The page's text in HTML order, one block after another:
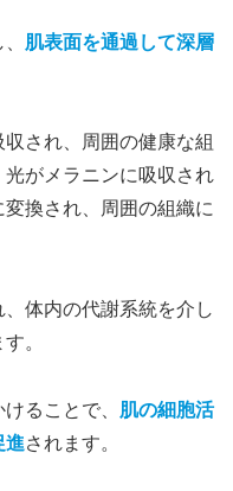
肌表面を通過して深層
され、周囲の健康な組
がメラニンに吸収され
換され、周囲の組織に
体内の代謝系統を介し
。
ることで、 肌の細胞活
進されます。